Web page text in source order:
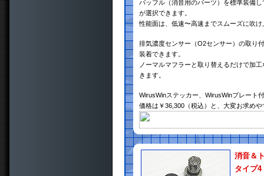
バッフル（消音用のパーツ）を標準装備
が選択できます。
性能面は、低速〜高速までスムーズに吹
排気濃度センサー（O2センサー）の取り
装着できます。
ノーマルマフラーと取り替えるだけで加
きます。
WirusWinステッカー、WirusWinプレート
価格は￥36,300（税込）と、大変お求め
消音＆
タイプ4